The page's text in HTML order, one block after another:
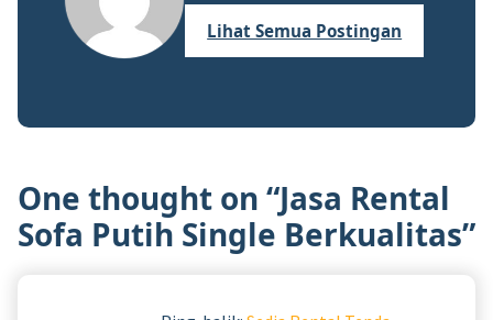
Lihat Semua Postingan
One thought on “Jasa Rental
Sofa Putih Single Berkualitas”